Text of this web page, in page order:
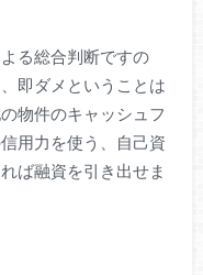
る総合判断ですの
即ダメということは
物件のキャッシュフ
用力を使う、自己資
ば融資を引き出せま